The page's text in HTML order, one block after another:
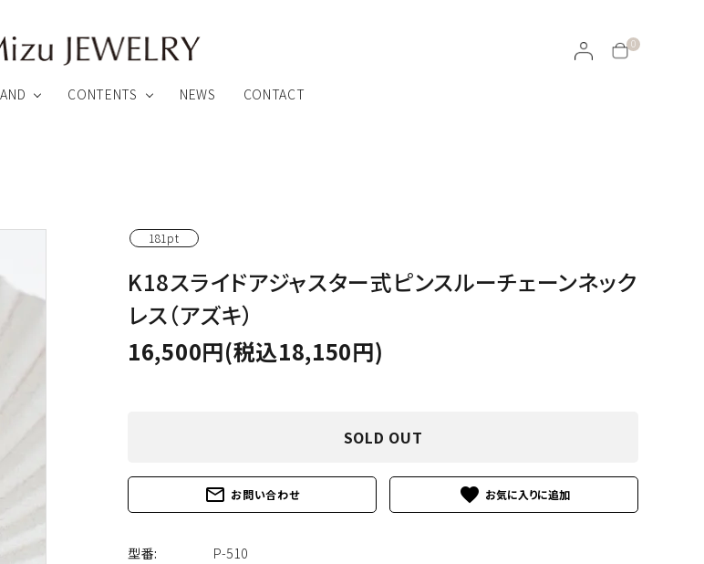
0
ブローチ他 天然石ルース
その他のアイテム
淡水真珠 南洋真珠
地金チェーン他
インジュエリー
Link ∞ Jewelry
魂とつながるオーダーメイドジュエリー
CONTENTS NEWS CONTACT
181pt
K18スライドアジャスター式ピンスルーチェーンネック
レス（アズキ）
16,500円(税込18,150円)
SOLD OUT
mail_outline お問い合わせ favorite
型番: P-510